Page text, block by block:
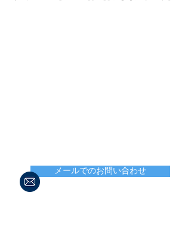
メールでのお問い合わせ